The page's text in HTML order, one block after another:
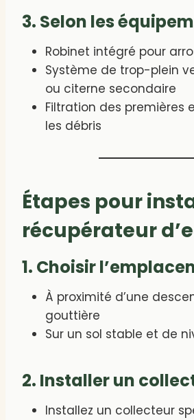
3. Selon les
Robinet intégré pour
Système de trop-plein
ou citerne secondaire
Filtration des premières
les débris
Étapes pour
récupérateur
1. Choisir
À proximité d’une
gouttière
Sur un sol stable et de
2. Installer un
Installez un collecteur